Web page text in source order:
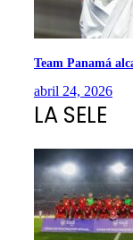
Team Panamá
abril 24, 2026
LA SELE